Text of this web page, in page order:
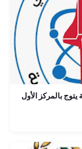
بالمركز الأول